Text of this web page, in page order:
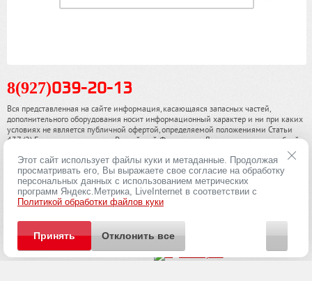
8(927)039-20-13
Вся представленная на сайте информация, касающаяся запасных частей,
дополнительного оборудования носит информационный характер и ни при каких
условиях не является публичной офертой, определяемой положениями Статьи
437 (2) Гражданского кодекса Российской Федерации. Для получения подробной
информации, пожалуйста, обращайтесь к нашим специалистам. чинамобил.рф ©
2013-2026. Все права охраняются законом.
Политика конфиденциальности
Этот сайт использует файлы куки и метаданные. Продолжая
просматривать его, Вы выражаете свое согласие на обработку
персональных данных с использованием метрических
программ Яндекс.Метрика, LiveInternet в соответствии с
Политикой обработки файлов куки
Принять Отклонить все